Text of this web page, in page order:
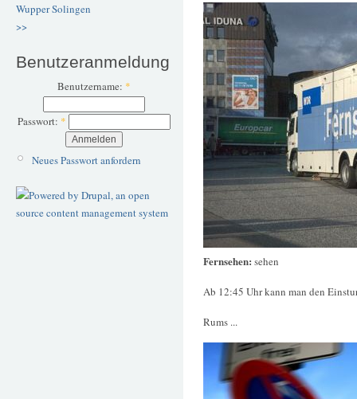
WupperSolingen
>>
Benutzeranmeldung
Benutzername: *
Passwort: *
Neues Passwort anfordern
Fernsehen: sehen
Ab 12:45 Uhr kann man den
Rums ...